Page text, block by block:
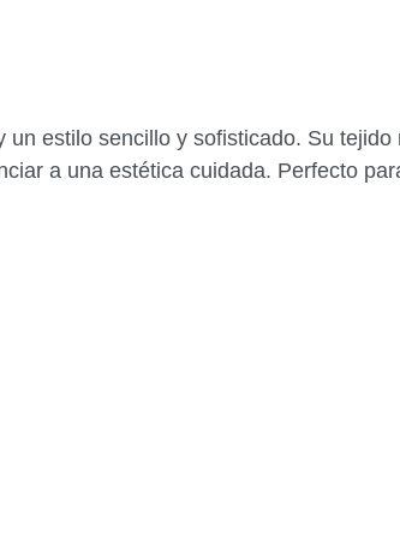
estilo sencillo y sofisticado. Su tejido
a una estética cuidada. Perfecto